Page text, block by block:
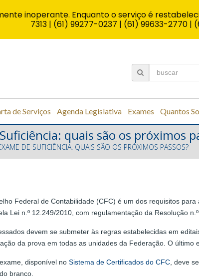
de Serviços Agenda Legislativa Exames Quantos
quais são os próximos
DE SUFICIÊNCIA: QUAIS SÃO OS PRÓXIMOS PASSOS?
Federal de Contabilidade (CFC) é um dos requisitos
Lei n.º 12.249/2010, com regulamentação da Resolução
devem se submeter às regras estabelecidas em
da prova em todas as unidades da Federação. O último
disponível no Sistema de Certificados do CFC, deve
branco.
inoperante. Enquanto o serviço é
7313 | (61) 99277-0237 | (61) 99633-2770 |